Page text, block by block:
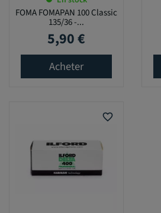
FOMA FOMAPAN 100 Classic
135/36 -...
Prix
5,90 €
Acheter
favorite_border